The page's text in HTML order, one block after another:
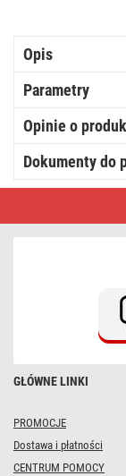
Opis
Parametry
Opinie o
Dokumenty do
GŁÓWNE LINKI
PROMOCJE
Dostawa i płatności
CENTRUM POMOCY